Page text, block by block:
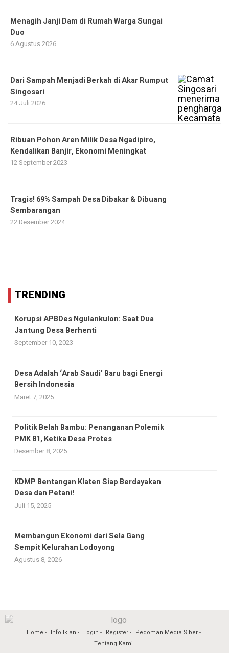
Menagih Janji Dam di Rumah Warga Sungai
Duo
6 Agustus 2026
Dari Sampah Menjadi Berkah di Akar Rumput
Singosari
24 Juli 2026
Ribuan Pohon Aren Milik Desa Ngadipiro,
Kendalikan Banjir, Ekonomi Meningkat
12 September 2023
Tragis! 69% Sampah Desa Dibakar & Dibuang
Sembarangan
22 Desember 2024
TRENDING
Korupsi APBDes Ngulankulon: Saat Dua
Jantung Desa Berhenti
September 10, 2023
Desa Adalah ‘Arab Saudi’ Baru bagi Energi
Bersih Indonesia
Maret 7, 2025
Politik Belah Bambu: Penanganan Polemik
PMK 81, Ketika Desa Protes
Desember 8, 2025
KDMP Bentangan Klaten Siap Berdayakan
Desa dan Petani!
Juli 15, 2025
Membangun Ekonomi dari Sela Gang
Sempit Kelurahan Lodoyong
Agustus 8, 2026
Home Info Iklan Login Register
Pedoman Media Siber
Tentang Kami